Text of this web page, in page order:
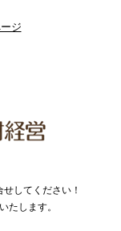
ジ
してください！
たします。